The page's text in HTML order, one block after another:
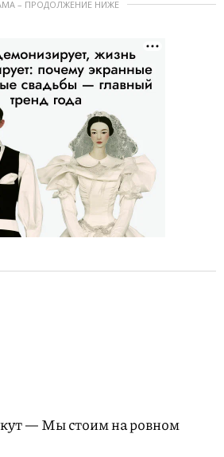
– ПРОДОЛЖЕНИЕ НИЖЕ
— Мы стоим на ровном